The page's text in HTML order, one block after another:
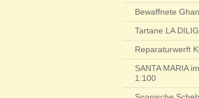
Bewaffnete
Tartane LA
Reparaturwerft
SANTA MARIA
1:100